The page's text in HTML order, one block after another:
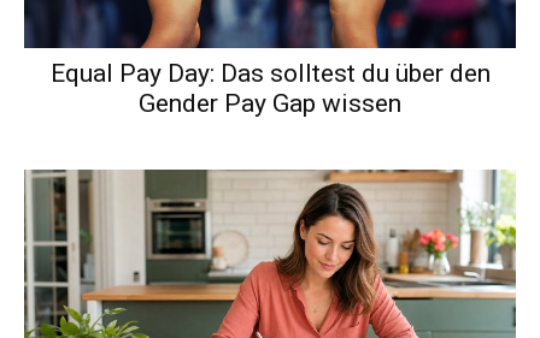
Equal Pay Day: Das solltest du über den
Gender Pay Gap wissen